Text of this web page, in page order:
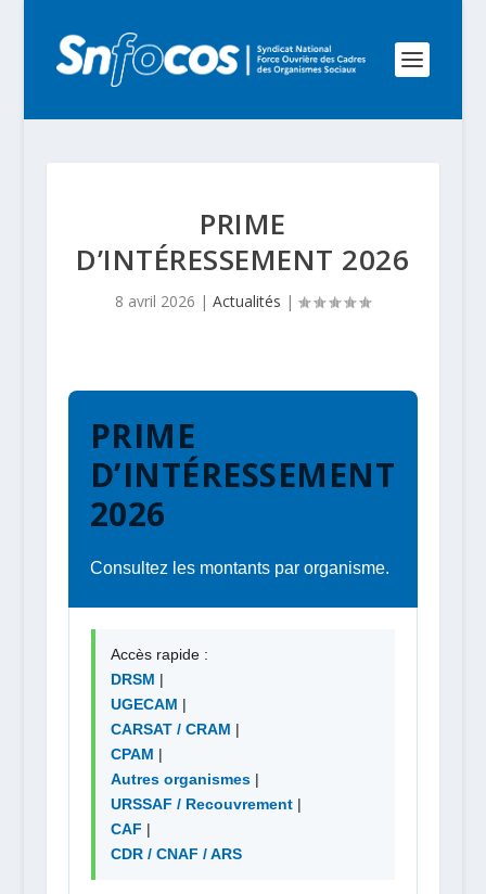
PRIME
D’INTÉRESSEMENT 2026
8 avril 2026 |Actualités |
PRIME
D’INTÉRESSEMENT
2026
Consultez les montants par organisme.
Accès rapide :
DRSM |
UGECAM |
CARSAT / CRAM |
CPAM |
Autres organismes|
URSSAF / Recouvrement|
CAF |
CDR / CNAF / ARS